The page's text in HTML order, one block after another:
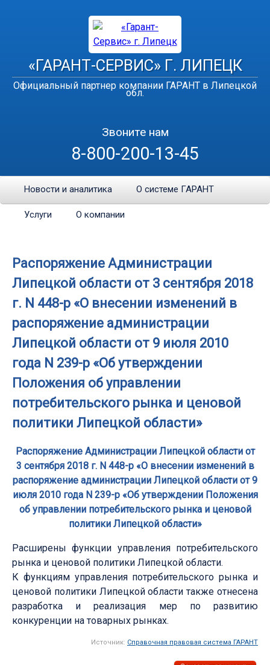
«ГАРАНТ-СЕРВИС» Г. ЛИПЕЦК
Официальный партнер компании ГАРАНТ в Липецкой
обл.
Звоните нам
8-800-200-13-45
Новости и аналитика О системе ГАРАНТ
Услуги О компании
Распоряжение Администрации
Липецкой области от 3 сентября 2018
г. N 448-р «О внесении изменений в
распоряжение администрации
Липецкой области от 9 июля 2010
года N 239-р «Об утверждении
Положения об управлении
потребительского рынка и ценовой
политики Липецкой области»
Распоряжение Администрации Липецкой области от
3 сентября 2018 г. N 448-р «О внесении изменений в
распоряжение администрации Липецкой области от 9
июля 2010 года N 239-р «Об утверждении Положения
об управлении потребительского рынка и ценовой
политики Липецкой области»
Расширены функции управления потребительского
рынка и ценовой политики Липецкой области.
К функциям управления потребительского рынка и
ценовой политики Липецкой области также отнесена
разработка и реализация мер по развитию
конкуренции на товарных рынках.
Источник: Справочная правовая система ГАРАНТ